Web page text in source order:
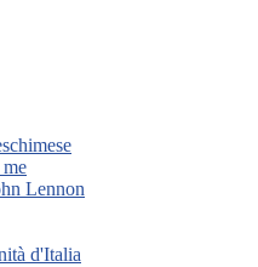
Lennon
d'Italia